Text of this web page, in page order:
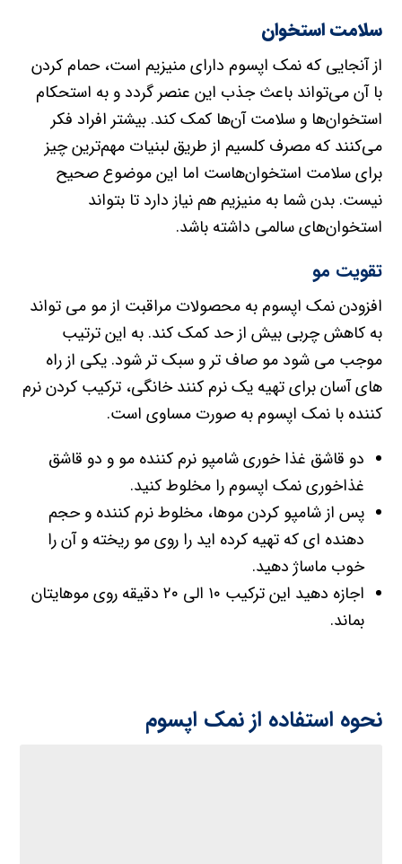
سلامت استخوان‌
از آنجایی که نمک اپسوم دارای منیزیم است، حمام کردن
با آن می‌تواند باعث جذب این عنصر گردد و به استحکام
استخوان‌ها و سلامت آن‌ها کمک کند. بیشتر افراد فکر
می‌کنند که مصرف کلسیم از طریق لبنیات مهم‌ترین چیز
برای سلامت استخوان‌هاست اما این موضوع صحیح
نیست. بدن شما به منیزیم هم نیاز دارد تا بتواند
استخوان‌های سالمی داشته باشد.
تقویت مو
افزودن نمک اپسوم به محصولات مراقبت از مو می تواند
به کاهش چربی بیش از حد کمک کند. به این ترتیب
موجب می شود مو صاف تر و سبک تر شود. یکی از راه
های آسان برای تهیه یک نرم کنند خانگی، ترکیب کردن نرم
کننده با نمک اپسوم به صورت مساوی است.
دو قاشق غذا خوری شامپو نرم کننده مو و دو قاشق
غذاخوری نمک اپسوم را مخلوط کنید.
پس از شامپو کردن موها، مخلوط نرم کننده و حجم
دهنده ای که تهیه کرده اید را روی مو ریخته و آن را
خوب ماساژ دهید.
اجازه دهید این ترکیب ۱۰ الی ۲۰ دقیقه روی موهایتان
بماند.
نحوه استفاده از نمک اپسوم